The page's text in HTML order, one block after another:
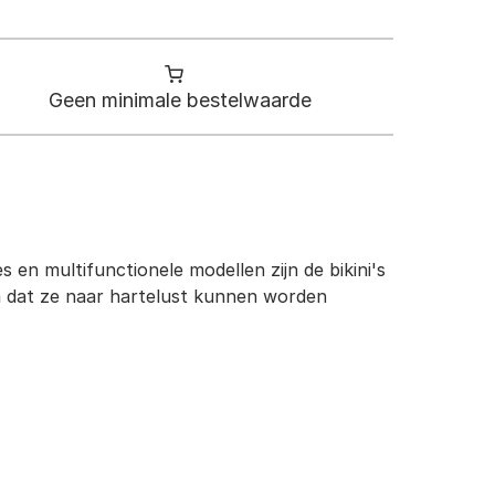
Geen minimale bestelwaarde
en multifunctionele modellen zijn de bikini's
dat ze naar hartelust kunnen worden